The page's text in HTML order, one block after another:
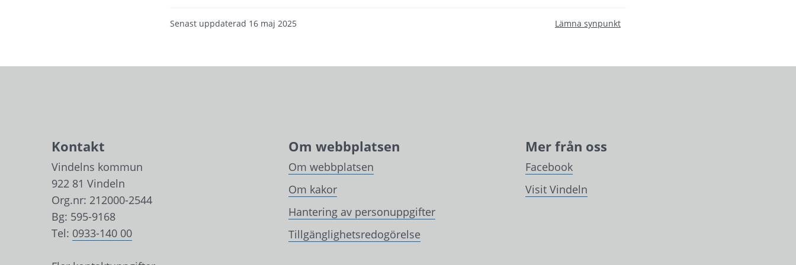
Senast uppdaterad 16 maj 2025 Lämna synpunkt
Kontakt
Vindelns kommun
922 81 Vindeln
Org.nr: 212000-2544
Bg: 595-9168
Tel: 0933-140 00
Om webbplatsen
Om webbplatsen
Om kakor
Hantering av personuppgifter
Tillgänglighetsredogörelse
Mer från oss
Facebook
Visit Vindeln